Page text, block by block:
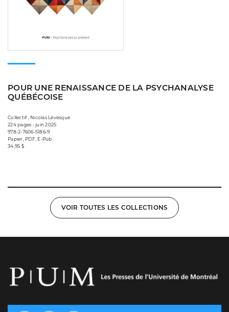
POUR UNE RENAISSANCE DE LA PSYCHANALYSE
QUÉBÉCOISE
Collectif , Nicolas Lévesque
224 pages • juin 2025
978-2-7606-5186-9
Papier, PDF, E-Pub
34,95 $
VOIR TOUTES LES COLLECTIONS